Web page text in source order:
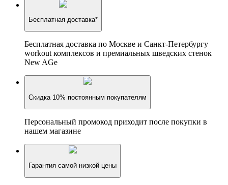
Бесплатная доставка*
Бесплатная доставка по Москве и Санкт-Петербургу
workout комплексов и премиальных шведских стенок
New AGe
Скидка 10% постоянным покупателям
Персональный промокод приходит после покупки в
нашем магазине
Гарантия самой низкой цены